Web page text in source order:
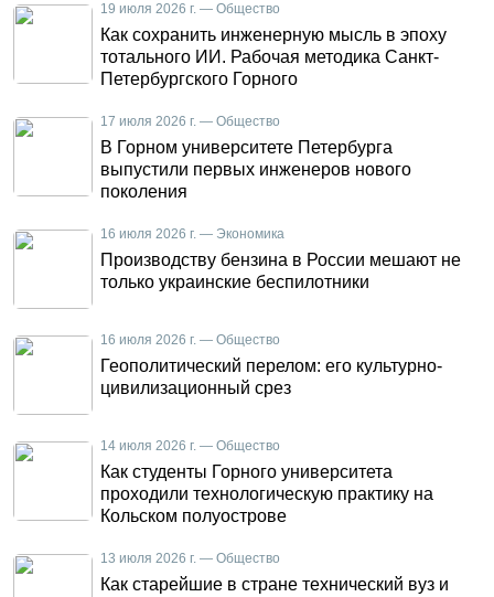
19 июля 2026 г. — Общество
Как сохранить инженерную мысль в эпоху
тотального ИИ. Рабочая методика Санкт-
Петербургского Горного
17 июля 2026 г. — Общество
В Горном университете Петербурга
выпустили первых инженеров нового
поколения
16 июля 2026 г. — Экономика
Производству бензина в России мешают не
только украинские беспилотники
16 июля 2026 г. — Общество
Геополитический перелом: его культурно-
цивилизационный срез
14 июля 2026 г. — Общество
Как студенты Горного университета
проходили технологическую практику на
Кольском полуострове
13 июля 2026 г. — Общество
Как старейшие в стране технический вуз и